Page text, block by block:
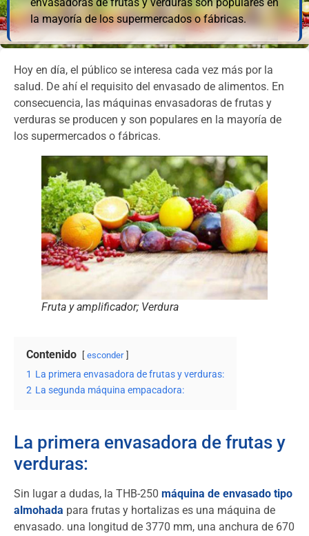
envasadoras de frutas y verduras son populares en
la mayoría de los supermercados o fábricas.
Hoy en día, el público se interesa cada vez más por la
salud. De ahí el requisito del envasado de alimentos. En
consecuencia, las máquinas envasadoras de frutas y
verduras se producen y son populares en la mayoría de
los supermercados o fábricas.
Fruta y amplificador; Verdura
Contenido esconder
1 La primera envasadora de frutas y verduras:
2 La segunda máquina empacadora:
La primera envasadora de frutas y
verduras:
Sin lugar a dudas, la THB-250 máquina de envasado tipo
almohada para frutas y hortalizas es una máquina de
envasado. una longitud de 3770 mm, una anchura de 670